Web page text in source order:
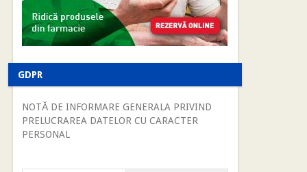
GDPR
NOTĂ DE INFORMARE GENERALA PRIVIND
PRELUCRAREA DATELOR CU CARACTER
PERSONAL